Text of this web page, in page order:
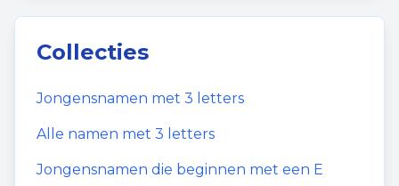
Collecties
Jongensnamen met 3 letters
Alle namen met 3 letters
Jongensnamen die beginnen met een E